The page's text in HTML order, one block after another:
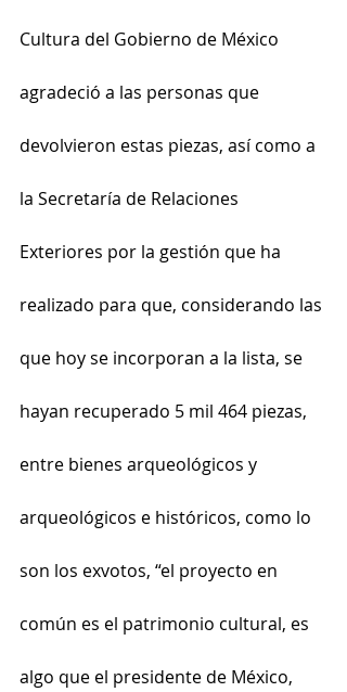
Cultura del Gobierno de México
agradeció a las personas que
devolvieron estas piezas, así como a
la Secretaría de Relaciones
Exteriores por la gestión que ha
realizado para que, considerando las
que hoy se incorporan a la lista, se
hayan recuperado 5 mil 464 piezas,
entre bienes arqueológicos y
arqueológicos e históricos, como lo
son los exvotos, “el proyecto en
común es el patrimonio cultural, es
algo que el presidente de México,